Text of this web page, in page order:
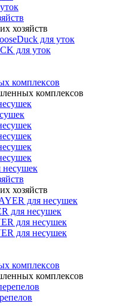
хозяйств
для уток
для уток
комплексов
комплексов
хозяйств
для несушек
для несушек
для несушек
для несушек
комплексов
комплексов